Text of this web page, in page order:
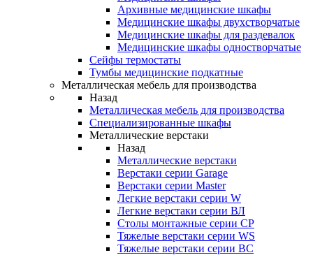
Архивные медицинские шкафы
Медицинские шкафы двухстворчатые
Медицинские шкафы для раздевалок
Медицинские шкафы одностворчатые
Сейфы термостаты
Тумбы медицинские подкатные
Металлическая мебель для производства
Назад
Металлическая мебель для производства
Cпециализированные шкафы
Металлические верстаки
Назад
Металлические верстаки
Верстаки серии Garage
Верстаки серии Master
Легкие верстаки серии W
Легкие верстаки серии ВЛ
Столы монтажные серии СР
Тяжелые верстаки серии WS
Тяжелые верстаки серии ВС